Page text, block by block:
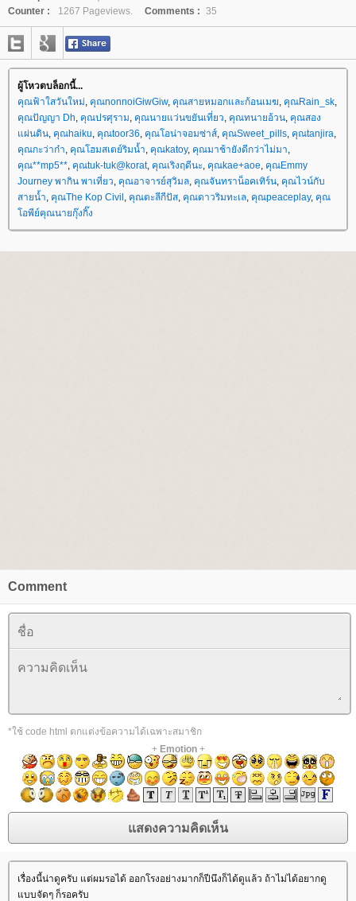
Counter :
1267 Pageviews. Comments : 35
ผู้โหวตบล็อกนี้...
คุณฟ้าใสวันใหม่, คุณnonnoiGiwGiw, คุณสายหมอกและก้อนเมฆ, คุณRain_sk,
คุณปัญญา Dh, คุณปรศุราม, คุณนายแว่นขยันเที่ยว, คุณทนายอ้วน, คุณสอง
ผ่นดิน, คุณhaiku, คุณtoor36, คุณโอน่าจอมซ่าส์, คุณSweet_pills, คุณtanjira,
คุณกะว่าก๋า, คุณโฮมสเตย์ริมน้ำ, คุณkatoy, คุณมาช้ายังดีกว่าไม่มา,
คุณ**mp5**, คุณtuk-tuk@korat, คุณเริงฤดีนะ, คุณkae+aoe, คุณEmmy
Journey พากิน พาเที่ยว, คุณอาจารย์สุวิมล, คุณจันทราน็อคเทิร์น, คุณไวน์กับ
สายน้ำ, คุณThe Kop Civil , คุณตะลีกีปัส, คุณดาวริมทะเล, คุณpeaceplay, คุณ
อพีย์คุณนายกุ๊งกิ๊ง
Comment
*ใช้ code html ตกแต่งข้อความได้เฉพาะสมาชิก
+ Emotion+
เรื่องนี้น่าดูครับ แต่ผมรอได้ ออกโรงอย่างมากก็ปีนึงก็ได้ดูแล้ว ถ้าไม่ได้อยากดู
บบจัดๆ ก็รอครับ